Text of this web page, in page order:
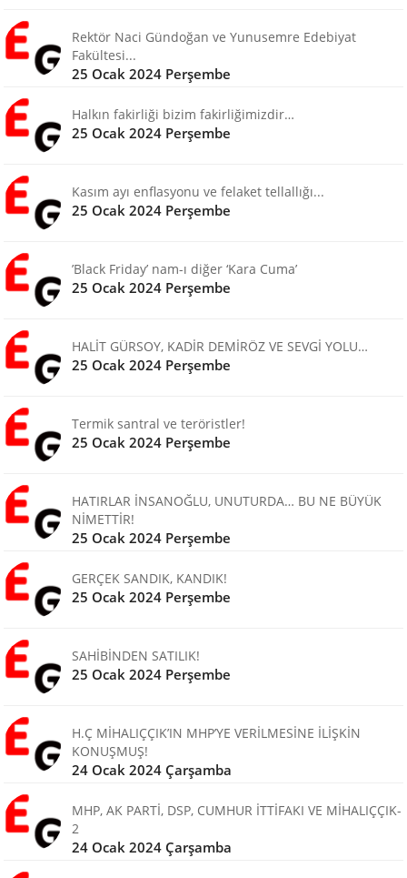
Rektör Naci Gündoğan ve Yunusemre Edebiyat
Fakültesi...
25 Ocak 2024 Perşembe
Halkın fakirliği bizim fakirliğimizdir…
25 Ocak 2024 Perşembe
Kasım ayı enflasyonu ve felaket tellallığı...
25 Ocak 2024 Perşembe
’Black Friday’ nam-ı diğer ‘Kara Cuma’
25 Ocak 2024 Perşembe
HALİT GÜRSOY, KADİR DEMİRÖZ VE SEVGİ YOLU…
25 Ocak 2024 Perşembe
Termik santral ve teröristler!
25 Ocak 2024 Perşembe
HATIRLAR İNSANOĞLU, UNUTURDA… BU NE BÜYÜK
NİMETTİR!
25 Ocak 2024 Perşembe
GERÇEK SANDIK, KANDIK!
25 Ocak 2024 Perşembe
SAHİBİNDEN SATILIK!
25 Ocak 2024 Perşembe
H.Ç MİHALIÇÇIK’IN MHP’YE VERİLMESİNE İLİŞKİN
KONUŞMUŞ!
24 Ocak 2024 Çarşamba
MHP, AK PARTİ, DSP, CUMHUR İTTİFAKI VE MİHALIÇÇIK-
2
24 Ocak 2024 Çarşamba